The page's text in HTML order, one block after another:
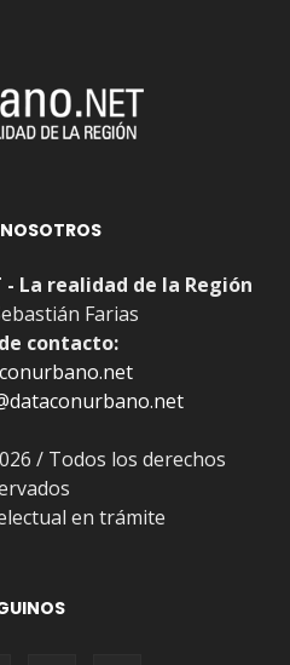
La realidad de la Región
Farias
contacto:
/ Todos los derechos
en trámite